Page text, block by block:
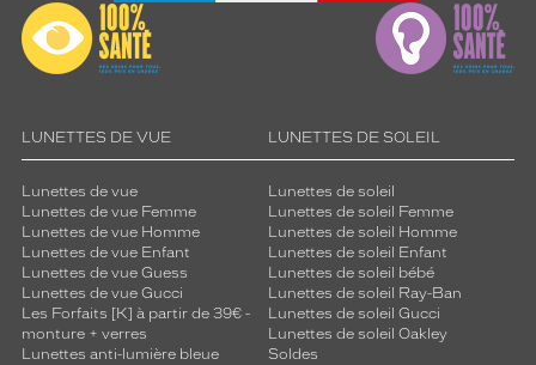
LUNETTES DE VUE
Lunettes de vue
Lunettes de vue Femme
Lunettes de vue Homme
Lunettes de vue Enfant
Lunettes de vue Guess
Lunettes de vue Gucci
Les Forfaits [K] à partir de 39€ -
monture + verres
Lunettes anti-lumière bleue
LUNETTES DE SOLEIL
Lunettes de soleil
Lunettes de soleil Femme
Lunettes de soleil Homme
Lunettes de soleil Enfant
Lunettes de soleil bébé
Lunettes de soleil Ray-Ban
Lunettes de soleil Gucci
Lunettes de soleil Oakley
Soldes